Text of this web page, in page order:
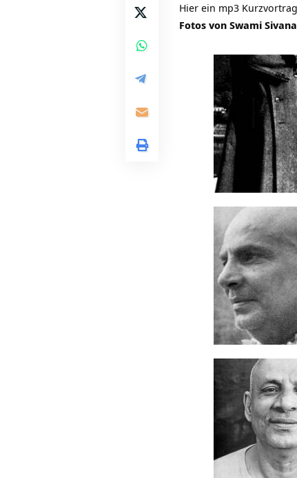
Hier ein mp3
Fotos von Swami